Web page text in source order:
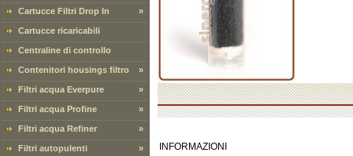
Cartucce Filtri Drop In »
Cartucce ricaricabili
Centraline di controllo
Contenitori housings filtro »
Filtri acqua Everpure »
Filtri acqua Profine »
Filtri acqua Refiner »
Filtri autopulenti » INFORMAZIONI